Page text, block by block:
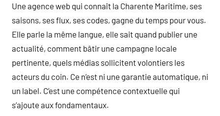
Une agence web qui connaît la Charente Maritime, ses
saisons, ses flux, ses codes, gagne du temps pour vous.
Elle parle la même langue, elle sait quand publier une
actualité, comment bâtir une campagne locale
pertinente, quels médias sollicitent volontiers les
acteurs du coin. Ce n’est ni une garantie automatique, ni
un label. C’est une compétence contextuelle qui
s’ajoute aux fondamentaux.